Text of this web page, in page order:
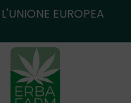
EUROPEA